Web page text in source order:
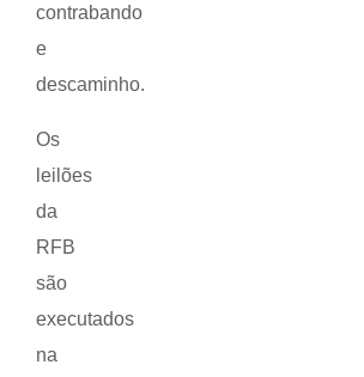
contrabando
e
descaminho.
Os
leilões
da
RFB
são
executados
na